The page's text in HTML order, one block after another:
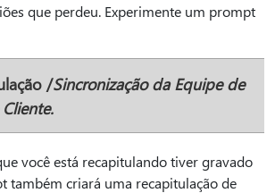
que perdeu. Experimente um prompt
/Sincronização da Equipe de
você está recapitulando tiver gravado
também criará uma recapitulação de